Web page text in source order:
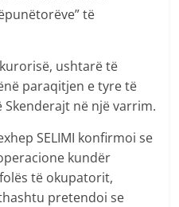
të
ushtarë të
paraqitjen e tyre të
në një varrim.
SELIMI konfirmoi se
kundër
të okupatorit,
pretendoi se